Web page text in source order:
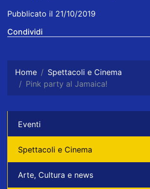
Pubblicato il 21/10/2019
Condividi
Home
Spettacoli e Cinema
Pink party al Jamaica!
Eventi
Spettacoli e Cinema
Arte, Cultura e news